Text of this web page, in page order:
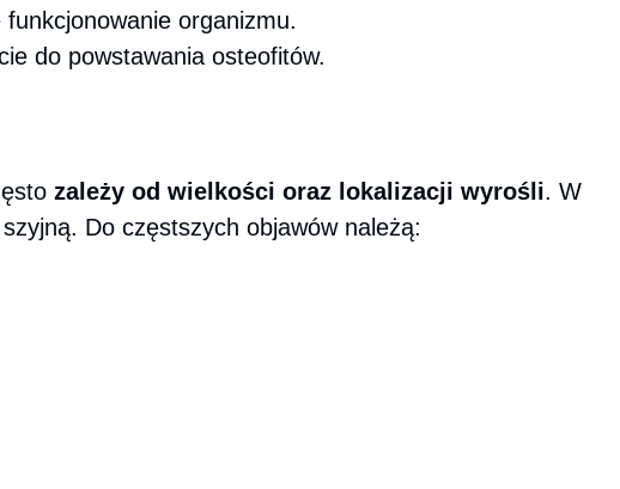
organizmu.
do powstawania osteofitów.
zależy od wielkości oraz lokalizacji wyrośli. W
Do częstszych objawów należą: